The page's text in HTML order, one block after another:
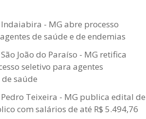
- MG abre processo
de saúde e de endemias
João do Paraíso - MG retifica
seletivo para agentes
saúde
Teixeira - MG publica edital de
com salários de até R$ 5.494,76